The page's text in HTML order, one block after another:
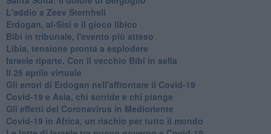
L'addio a ​Zeev Sternhell
Erdogan, al-Sisi e il gioco libico
Bibi in tribunale, l'evento più atteso
Libia, tensione pronta a esplodere
Israele riparte. Con il vecchio Bibi in sella
Il 25 aprile virtuale
Gli errori di Erdogan nell'affrontare il Covid-19
Covid-19 e Asia, chi sorride e chi piange
Gli effetti del Coronavirus in Medioriente
Covid-19 in Africa, un rischio per tutto il mondo